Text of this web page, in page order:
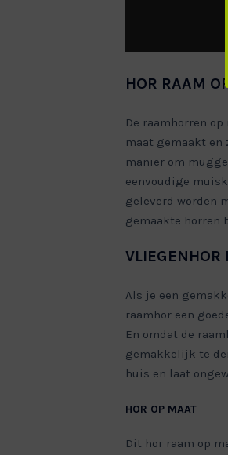
HOR RAAM
De raamhorren
maat gemaakt
manier om
eenvoudige
geleverd worden
gemaakte horren
VLIEGENHOR
Als je een
raamhor een
En omdat de
gemakkelijk te
huis en laat
HOR OP MAAT
Dit hor raam op